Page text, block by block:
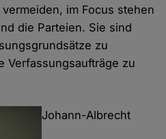
im Focus stehen
die Parteien. Sie sind
zu
Verfassungsaufträge zu
Johann-Albrecht